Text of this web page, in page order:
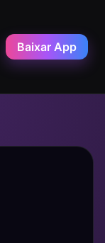
Baixar App